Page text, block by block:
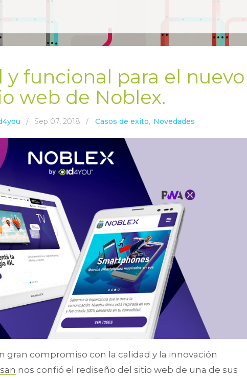
y funcional para el nuevo
web de Noblex.
/ Sep 07, 2018 / Casos de exito, Novedades
gran compromiso con la calidad y la innovación
nos confió el rediseño del sitio web de una de sus